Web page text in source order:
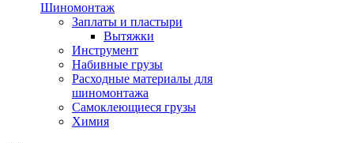
Шиномонтаж
Заплаты и пластыри
Вытяжки
Инструмент
Набивные грузы
Расходные материалы для
шиномонтажа
Самоклеющиеся грузы
Химия